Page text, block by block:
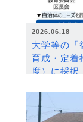
2026.06.18
大学等の「
育成・定着
度）に採択